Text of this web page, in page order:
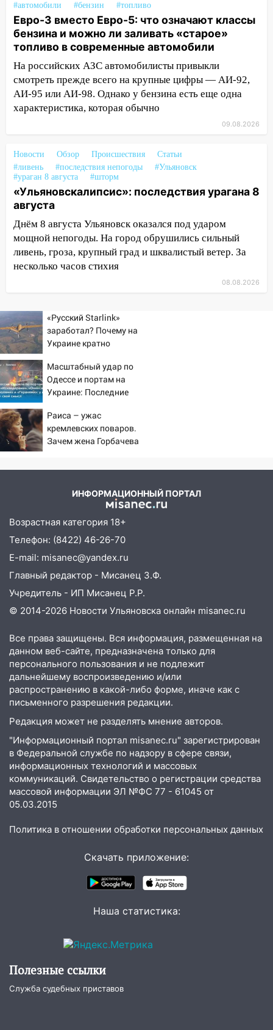
16:38 Прогноз погоды в Ульяновской
области на 9 августа
16:34 Из-за мощной непогоды в
Ульяновске отменили фестиваль «Наше
время»
16:17 Мелекесский район первым в
Ульяновской области намолотил более
Ульяновской области подали более 10
тысяч заявлений
15:04 Фоторепортаж с улиц Ульяновска
после шторма: поваленные деревья и
затопленные улицы
14:28 Ураган вырвал остановку на улице
Деева в Заволжье
14:16
Шторм продолжает ломать город:
на улице Любови Шевцовой рухнул
светофор
14:14
Студента из Ульяновска обманули
мошенники под видом преподавателя
14:12
Куда жаловаться ульяновцам на
упавшее дерево или затопленную улицу
после непогоды
строящегося дома
В мэрии Ульяновска рассказали,
как устраняют последствия мощного
шторма
13:49 Стихия продолжает крушить
Ульяновск: дерево рухнуло на дом на
Орджоникидзе
13:47 На Нижней Террасе мощным
13:46 Сильный ветер сорвал крышу с
СТО на проспекте Созидателей
13:35 Непогода продолжает бить по
транспорту: в Ульяновске трамвай
сошёл с рельсов
13:22
Упавшие деревья перекрыли
дороги в Ульяновске: фото
13:17 Непогода в Ульяновске не
закончится сегодня: сильные ливни
сохранятся 9 августа
житель Вешкаймского района похитил у
проспекте Филатова в Ульяновске
Дерево пробило крышу дома на
Новгородской в Ульяновске и рухнуло
В Заволжском районе дерево
упало во дворе
13:08 Ураган ударил по Ульяновску:
#автомобили
#бензин #топливо
Евро-3 вместо Евро-5: что означают классы
бензина и можно ли заливать «старое»
топливо в современные автомобили
На российских АЗС автомобилисты привыкли
смотреть прежде всего на крупные цифры — АИ-92,
АИ-95 или АИ-98. Однако у бензина есть еще одна
характеристика, которая обычно
09.08.2026
Новости Обзор Происшествия
Статьи
#ливень
#последствия непогоды
#Ульяновск
#ураган 8 августа
#шторм
«Ульяновскалипсис»: последствия урагана 8
августа
Днём 8 августа Ульяновск оказался под ударом
мощной непогоды. На город обрушились сильный
ливень, гроза, крупный град и шквалистый ветер. За
несколько часов стихия
08.08.2026
«Русский Starlink»
заработал? Почему на
Украине кратно
попаданий по объектам
ВСУ
Масштабный удар по
Одессе и портам на
Украине: Последние
ударах России 9 августа
2026 года
Раиса – ужас
кремлевских поваров.
Зачем жена Горбачева
ИНФОРМАЦИОННЫЙ ПОРТАЛ
Возрастная категория 18+
Телефон: (8422) 46-26-70
E-mail: misanec@yandex.ru
Главный редактор - Мисанец З.Ф.
Учредитель - ИП Мисанец Р.Р.
© 2014-2026 Новости Ульяновска онлайн misanec.ru
Все права защищены. Вся информация, размещенная на
данном веб-сайте, предназначена только для
персонального пользования и не подлежит
дальнейшему воспроизведению и/или
распространению в какой-либо форме, иначе как с
письменного разрешения редакции.
Редакция может не разделять мнение авторов.
"Информационный портал misanec.ru" зарегистрирован
в Федеральной службе по надзору в сфере связи,
информационных технологий и массовых
коммуникаций. Свидетельство о регистрации средства
массовой информации ЭЛ №ФС 77 - 61045 от
05.03.2015
Политика в отношении обработки персональных данных
Скачать приложение:
Наша статистика:
Полезные ссылки
Служба судебных приставов